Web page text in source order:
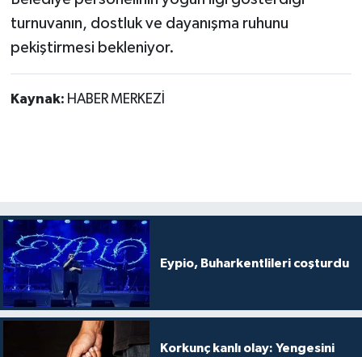
turnuvanın, dostluk ve dayanışma ruhunu
pekiştirmesi bekleniyor.
Kaynak: HABER MERKEZİ
Eypio, Buharkentlileri coşturdu
Korkunç kanlı olay: Yengesini